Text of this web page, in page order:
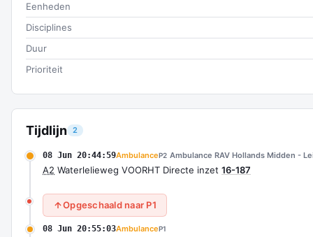
Tijdlijn 2
08 Jun 20:44:59AmbulanceP2 Ambulance RAV Hollands Midden -
A2 Waterlelieweg VOORHT Directe inzet 16-187
Opgeschaald naar P1
08 Jun 20:55:03AmbulanceP1
Eenheden
Disciplines
Duur
Prioriteit